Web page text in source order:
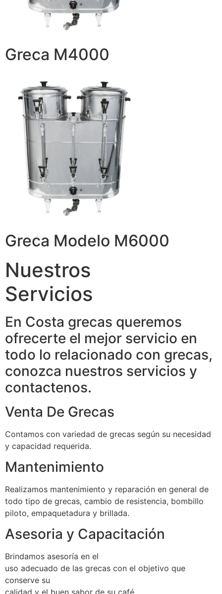
Greca M4000
Greca Modelo M6000
Nuestros
Servicios
En Costa grecas queremos
ofrecerte el mejor servicio en
todo lo relacionado con grecas,
conozca nuestros servicios y
contactenos.
Venta De Grecas
Contamos con variedad de grecas según su necesidad
y capacidad requerida.
Mantenimiento
Realizamos mantenimiento y reparación en general de
todo tipo de grecas, cambio de resistencia, bombillo
piloto, empaquetadura y brillada.
Asesoria y Capacitación
Brindamos asesoría en el
uso adecuado de las grecas con el objetivo que
conserve su